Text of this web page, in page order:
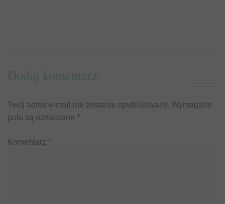
Dodaj komentarz
Twój adres e-mail nie zostanie opublikowany. Wymagane
pola są oznaczone *
Komentarz *